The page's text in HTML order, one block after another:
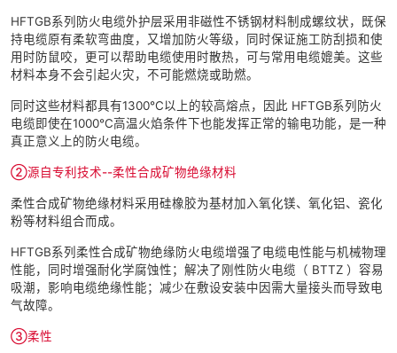
HFTGB系列防火电缆外护层采用非磁性不锈钢材料制成螺纹状，既保
持电缆原有柔软弯曲度，又增加防火等级，同时保证施工防刮损和使
用时防鼠咬，更可以帮助电缆使用时散热，可与常用电缆媲美。这些
材料本身不会引起火灾，不可能燃烧或助燃。
同时这些材料都具有1300℃以上的较高熔点，因此 HFTGB系列防火
电缆即使在1000℃高温火焰条件下也能发挥正常的输电功能，是一种
真正意义上的防火电缆。
②源自专利技术--柔性合成矿物绝缘材料
柔性合成矿物绝缘材料采用硅橡胶为基材加入氧化镁、氧化铝、瓷化
粉等材料组合而成。
HFTGB系列柔性合成矿物绝缘防火电缆增强了电缆电性能与机械物理
性能，同时增强耐化学腐蚀性；解决了刚性防火电缆（ BTTZ ）容易
吸潮，影响电缆绝缘性能；减少在敷设安装中因需大量接头而导致电
气故障。
③柔性